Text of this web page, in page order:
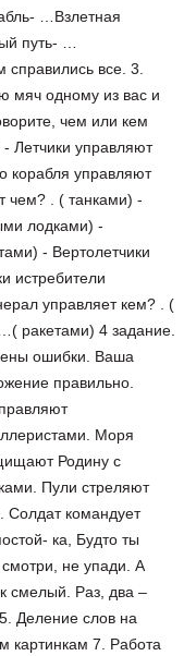
…Взлетная
путь- …
все. 3.
мяч одному из вас и
чем или кем
Летчики управляют
корабля управляют
чем? . ( танками) -
лодками) -
- Вертолетчики
истребители
управляет кем? . (
ракетами) 4 задание.
ошибки. Ваша
правильно.
Моря
Родину с
Пули стреляют
Солдат командует
ка, Будто ты
смотри, не упади. А
смелый. Раз, два –
Деление слов на
картинкам 7. Работа